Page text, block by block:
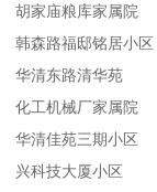
胡家庙粮库家属院
韩森路福邸铭居小区
华清东路清华苑
化工机械厂家属院
华清佳苑三期小区
兴科技大厦小区